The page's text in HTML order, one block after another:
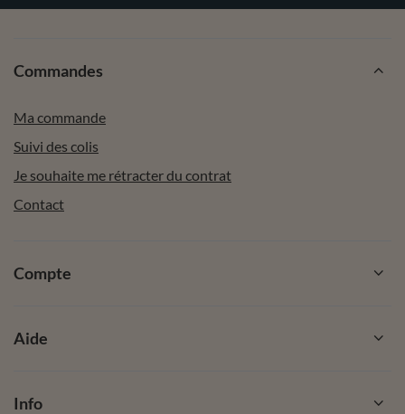
Commandes
Ma commande
Suivi des colis
Je souhaite me rétracter du contrat
Contact
Compte
Aide
Info